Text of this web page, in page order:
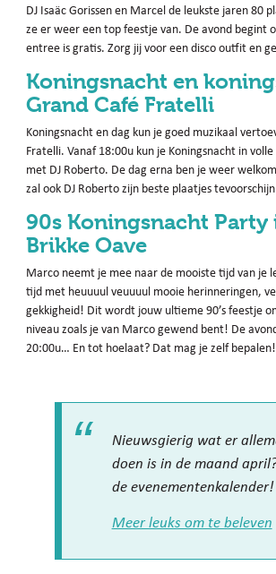
DJ Isaäc Gorissen en Marcel de leukste jaren 80
ze er weer een top feestje van. De avond begint
entree is gratis. Zorg jij voor een disco outfit en
Koningsnacht en
Grand Café Fratelli
Koningsnacht en dag kun je goed muzikaal
Fratelli. Vanaf 18:00u kun je Koningsnacht in
met DJ Roberto. De dag erna ben je weer
zal ook DJ Roberto zijn beste plaatjes
90s Koningsnacht Party
Brikke Oave
Marco neemt je mee naar de mooiste tijd van je
tijd met heuuuul veuuuul mooie herinneringen,
gekkigheid! Dit wordt jouw ultieme 90’s feestje
niveau zoals je van Marco gewend bent! De
20:00u… En tot hoelaat? Dat mag je zelf bepalen!
Nieuwsgierig wat er
doen is in de maand
de evenementenkalender!
Meer leuks om te beleven